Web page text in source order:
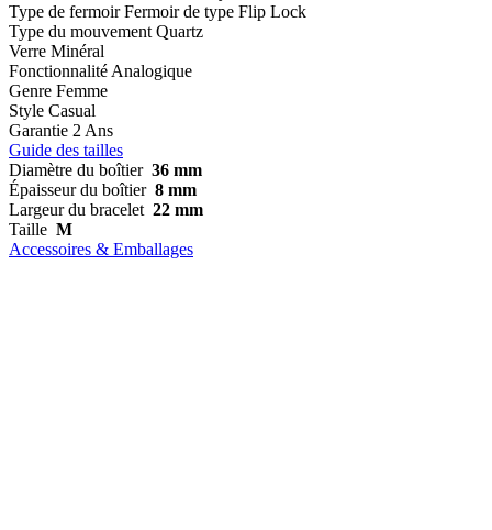
Type de fermoir Fermoir de type Flip Lock
Type du mouvement Quartz
Verre Minéral
Fonctionnalité Analogique
Genre Femme
Style Casual
Garantie 2 Ans
Guide des tailles
Diamètre du boîtier 36 mm
Épaisseur du boîtier 8 mm
Largeur du bracelet 22 mm
Taille M
Accessoires & Emballages